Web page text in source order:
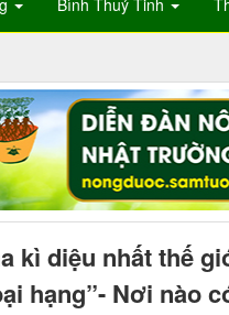
Bình Thuỷ Tinh
kì diệu nhất thế
hạng”- Nơi nào